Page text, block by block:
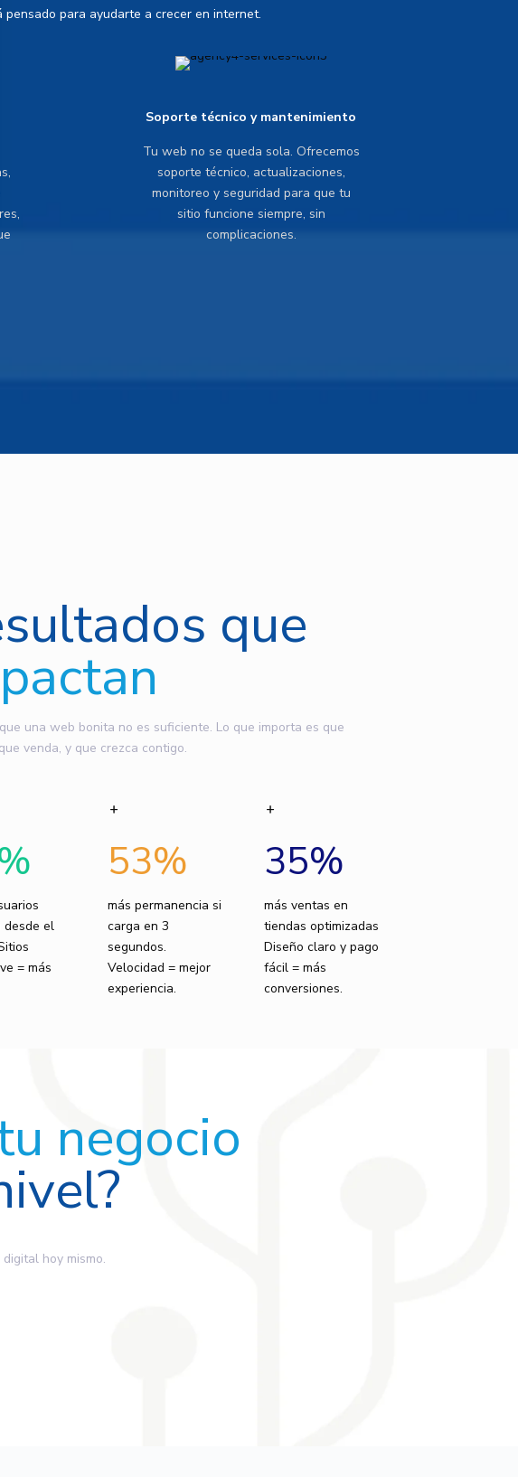
para ayudarte a crecer en internet.
Soporte técnico y mantenimiento
Tu web no se queda sola. Ofrecemos
soporte técnico, actualizaciones,
monitoreo y seguridad para que tu
sitio funcione siempre, sin
complicaciones.
que
una web bonita no es suficiente. Lo que importa es que
venda, y que crezca contigo.
desde el
= más
53%
más permanencia si
carga en 3
segundos.
Velocidad = mejor
experiencia.
35%
más ventas en
tiendas optimizadas
Diseño claro y pago
fácil = más
conversiones.
negocio
hoy mismo.